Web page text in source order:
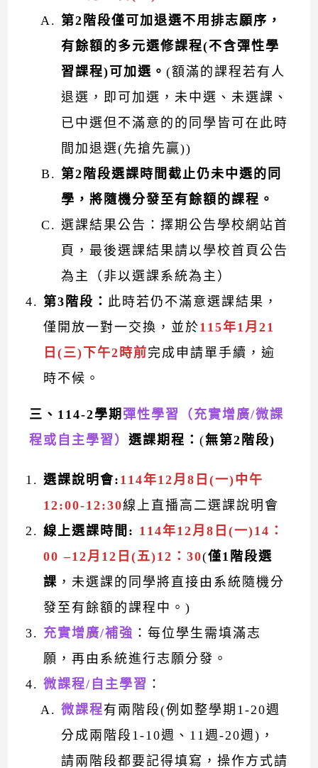
第2階段僅可加退選不用排志願序，
有餘額的多元選修課程(不含彈性學
習課程)可加選。(額滿的課程若有人
退選，即可加選，未中選、未選課、
已中選但不滿意的的同學皆可在此時
間加退選(先搶先贏))
第2階段選課時間截止仍未中選 的同
學，將隨機分發至有餘額的課程。
選課結果公告：擇期公告學校網站首
頁，最後選課結果請以學校首頁公告
為主（非以選課系統為主）
第3階段： 此時若仍不滿意選課結果，
僅開放一對一交換，並於115年1月21
日(三)下午2時前完成申請單手續，逾
時不候。
三 、114-2學期 彈性學習 （充實增廣/微課
程或自主學習）選課期程：(無第2階段)
選課說明會: 114年12月8日(一)中午
12:00-12:30線上直播高二選課說明會
線上選課時間: 114年12月8日(一)14：
00 –12月12日(五)12：30(僅1階段選
課 ，未選課的同學將直接由系統隨機分
發至有餘額的課程中。)
充實增廣/補強 ：每位學生需填滿志
願，再由系統進行志願分發。
微課程/自主學習 ：
微課程有兩階段(例如整學期1-20週
分成兩階段1-10週、11週-20週)，
請兩階段都要記得填寫，操作方式請